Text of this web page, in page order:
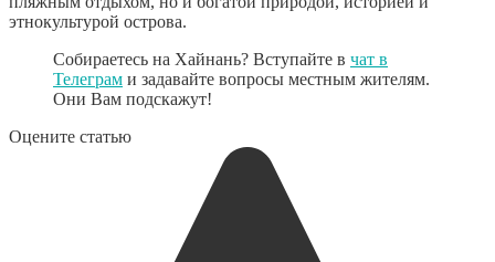
этнокультурой острова.
Собираетесь на Хайнань? Вступайте в чат в
Телеграм и задавайте вопросы местным жителям.
Они Вам подскажут!
Оцените статью